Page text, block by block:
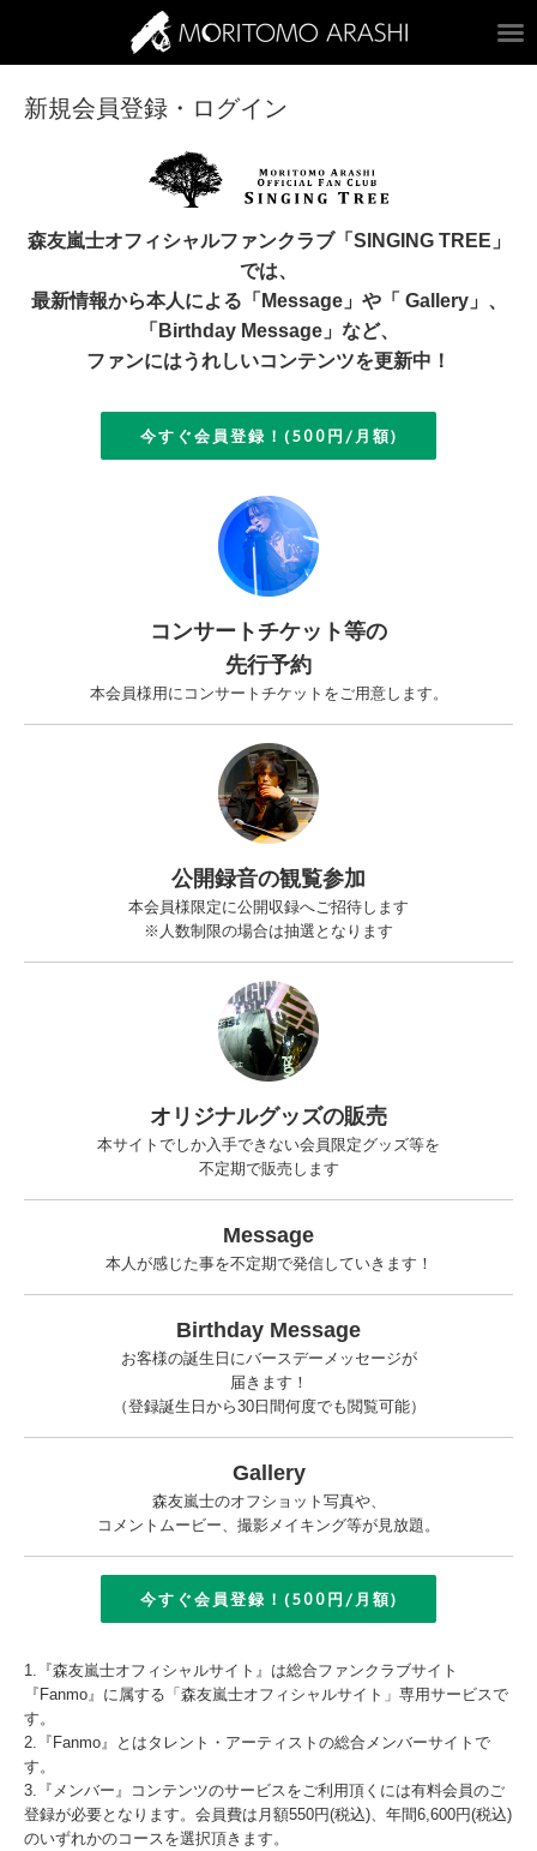
新規会員登録・ログイン
森友嵐士オフィシャルファンクラブ「SINGING TREE」
では、
最新情報から本人による「Message」や「 Gallery」、
「Birthday Message」など、
ファンにはうれしいコンテンツを更新中！
今すぐ会員登録！(500円/月額)
コンサートチケット等の
先行予約
本会員様用にコンサートチケットをご用意します。
公開録音の観覧参加
本会員様限定に公開収録へご招待します
※人数制限の場合は抽選となります
オリジナルグッズの販売
本サイトでしか入手できない会員限定グッズ等を
不定期で販売します
Message
本人が感じた事を不定期で発信していきます！
Birthday Message
お客様の誕生日にバースデーメッセージが
届きます！
（登録誕生日から30日間何度でも閲覧可能）
Gallery
森友嵐士のオフショット写真や、
コメントムービー、撮影メイキング等が見放題。
今すぐ会員登録！(500円/月額)
1.『森友嵐士オフィシャルサイト』は総合ファンクラブサイト
『Fanmo』に属する「森友嵐士オフィシャルサイト」専用サービスで
す。
2.『Fanmo』とはタレント・アーティストの総合メンバーサイトで
す。
3.『メンバー』コンテンツのサービスをご利用頂くには有料会員のご
登録が必要となります。会員費は月額550円(税込)、年間6,600円(税込)
のいずれかのコースを選択頂きます。